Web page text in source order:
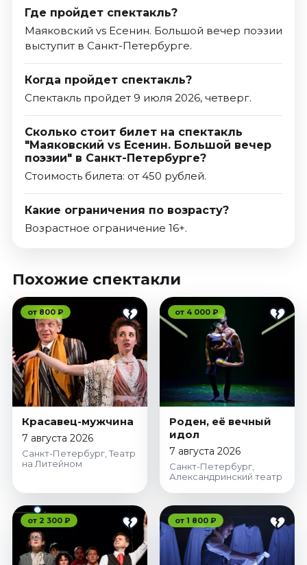
Где пройдет спектакль?
Маяковский vs Есенин. Большой вечер поэзии
выступит в Санкт-Петербурге.
Когда пройдет спектакль?
Спектакль пройдет 9 июля 2026, четверг.
Сколько стоит билет на спектакль
"Маяковский vs Есенин. Большой вечер
поэзии" в Санкт-Петербурге?
Стоимость билета: от 450 рублей.
Какие ограничения по возрасту?
Возрастное ограничение 16+.
Похожие спектакли
от 800 ₽
Красавец-мужчина
7 августа 2026
Санкт-Петербург, Театр
на Литейном
от 4 000 ₽
Роден, её вечный
идол
7 августа 2026
Санкт-Петербург,
Александринский театр
от 2 300 ₽ от 1 800 ₽